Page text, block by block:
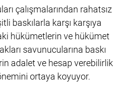
çalışmalarından rahatsız
baskılarla karşı karşıya
hükümetlerin ve hükümet
savunucularına baskı
adalet ve hesap verebilirlik
ortaya koyuyor.